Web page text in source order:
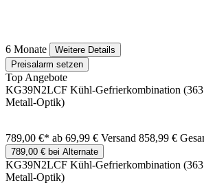
6 Monate
Weitere Details
Preisalarm setzen
Top Angebote
KG39N2LCF Kühl-Gefrierkombination
Metall-Optik)
789,00 €* ab 69,99 € Versand 858,99 €
789,00 € bei Alternate
KG39N2LCF Kühl-Gefrierkombination
Metall-Optik)